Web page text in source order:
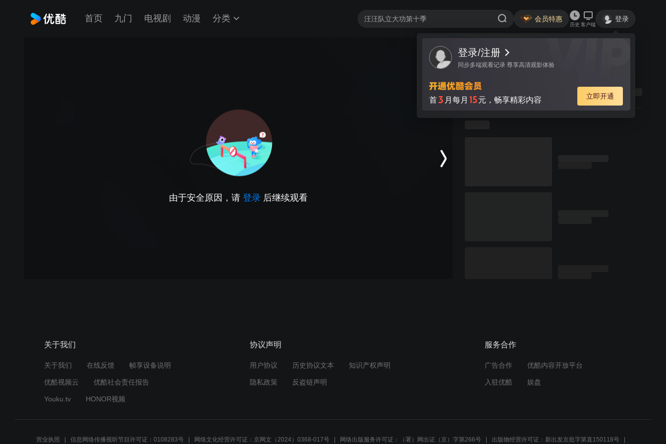
首页 九门 电视剧 动漫 分类 会员特惠
历史 客户端
登录
登录/注册
同步多端观看记录 尊享高清观影体验
首3 月每月 15元，畅享精彩内容 立即开通
由于安全原因，请 登录 后继续观看
关于我们
关于我们 在线反馈 帧享设备说明
优酷视频云 优酷社会责任报告
Youku.tv HONOR视频
协议声明
用户协议 历史协议文本 知识产权声明
隐私政策 反盗链声明
服务合作
广告合作 优酷内容开放平台
入驻优酷 娱盘
营业执照 信息网络传播视听节目许可证：0108283号 网络文化经营许可证：京网文（2024）0368-017号 网络出版服务许可证：（署）网出证（京）字第266号 出版物经营许可证：新出发京批字第直150118号